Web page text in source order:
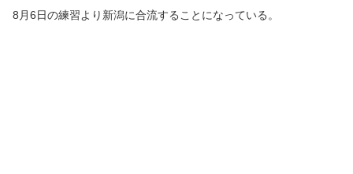
8月6日の練習より新潟に合流することになっている。